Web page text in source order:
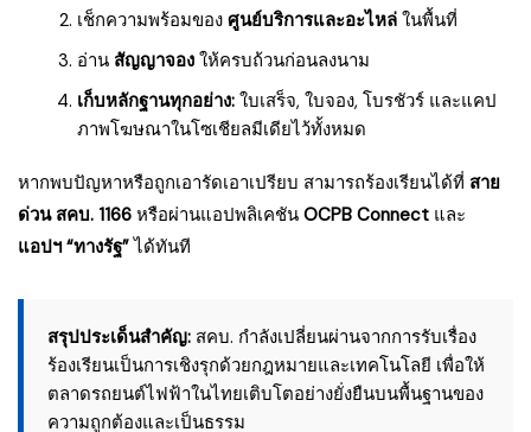
เช็กความพร้อมของ ศูนย์บริการและอะไหล่ ในพื้นที่
อ่าน สัญญาจอง ให้ครบถ้วนก่อนลงนาม
เก็บหลักฐานทุกอย่าง: ใบเสร็จ, ใบจอง, โบรชัวร์ และแคป
ภาพโฆษณาในโซเชียลมีเดียไว้ทั้งหมด
หากพบปัญหาหรือถูกเอารัดเอาเปรียบ สามารถร้องเรียนได้ที่ สาย
ด่วน สคบ. 1166 หรือผ่านแอปพลิเคชัน OCPB Connect และ
แอปฯ “ทางรัฐ”ได้ทันที
สรุปประเด็นสำคัญ: สคบ. กำลังเปลี่ยนผ่านจากการรับเรื่อง
ร้องเรียนเป็นการเชิงรุกด้วยกฎหมายและเทคโนโลยี เพื่อให้
ตลาดรถยนต์ไฟฟ้าในไทยเติบโตอย่างยั่งยืนบนพื้นฐานของ
ความถูกต้องและเป็นธรรม